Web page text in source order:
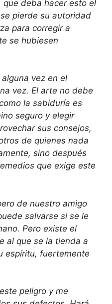
que deba hacer esto el
pierde su autoridad
para corregir a
se hubiesen
vez en el
vez. El arte no debe
la sabiduría es
seguro y elegir
sus consejos,
de quienes nada
sino después
que exige este
de nuestro amigo
salvarse si se le
Pero existe el
al que se la tienda a
espíritu, fuertemente
peligro y me